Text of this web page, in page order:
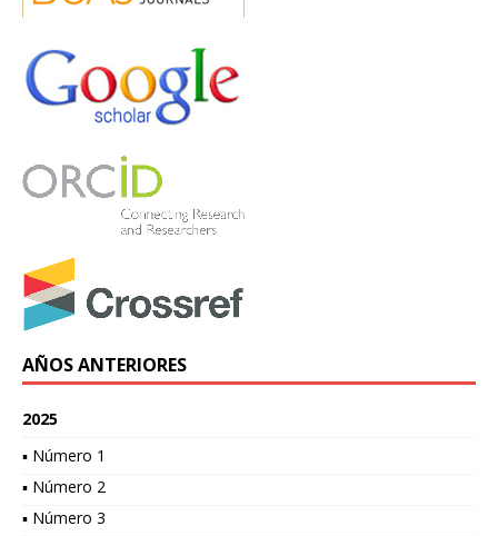
AÑOS ANTERIORES
2025
▪ Número 1
▪ Número 2
▪ Número 3